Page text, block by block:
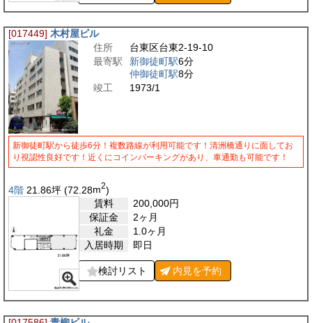
[017449] 木村屋ビル
住所
台東区台東2-19-10
最寄駅
新御徒町駅6分
仲御徒町駅8分
竣工
1973/1
新御徒町駅から徒歩6分！複数路線が利用可能です！清洲橋通りに面してお
り視認性良好です！近くにコインパーキングがあり、車通勤も可能です！
4階 21.86坪 (72.28m2)
賃料
200,000円
保証金
2ヶ月
礼金
1.0ヶ月
入居時期
即日
検討リスト 内見を予約